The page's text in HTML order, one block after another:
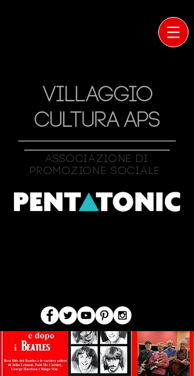
VILLAGGIO
CULTURA APS
Associazione Di
Promozione Sociale